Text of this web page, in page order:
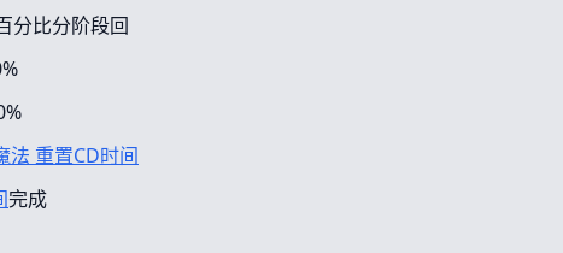
分比分阶段回
法 重置CD时间
完成